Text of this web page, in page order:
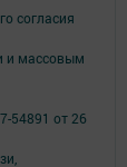
согласия
и массовым
54891 от 26